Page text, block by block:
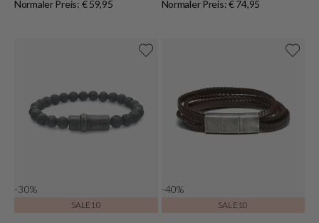
Normaler Preis: € 59,95 Normaler Preis: € 74,95
-30%
SALE10
-40%
SALE10